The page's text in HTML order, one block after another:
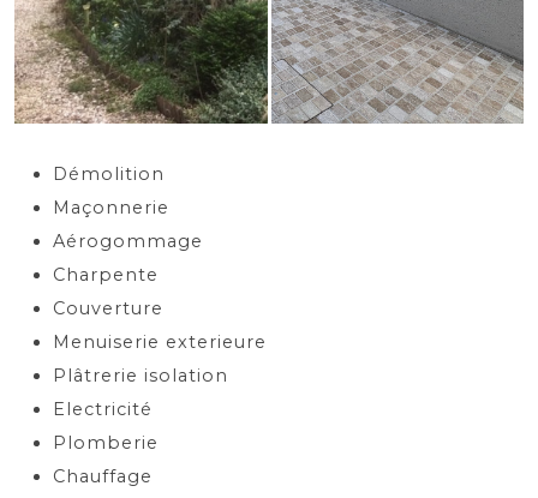
Démolition
Maçonnerie
Aérogommage
Charpente
Couverture
Menuiserie exterieure
Plâtrerie isolation
Electricité
Plomberie
Chauffage